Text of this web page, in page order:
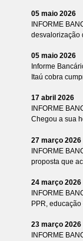
05 maio 2026
INFORME
desvalorização
05 maio 2026
Informe
Itaú cobra
17 abril 2026
INFORME
Chegou a sua
27 março 2026
INFORME
proposta que
24 março 2026
INFORME
PPR,
23 março 2026
INFORME